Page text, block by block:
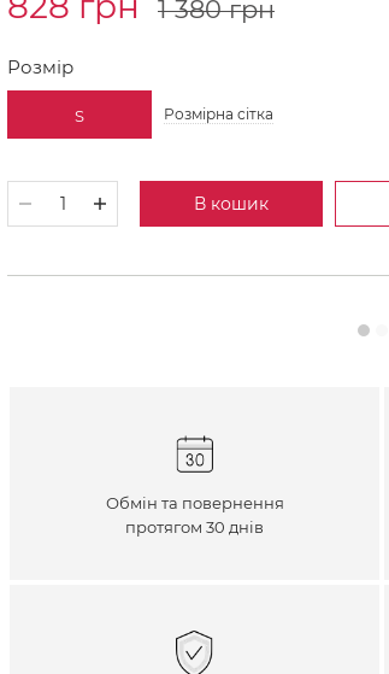
1 380 грн
Розмір
S Розмірна сітка
В кошик
Обмін та повернення
протягом 30 днів